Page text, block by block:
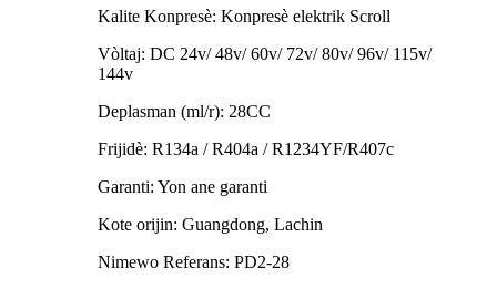
Kalite Konpresè: Konpresè elektrik Scroll
Vòltaj: DC 24v/ 48v/ 60v/ 72v/ 80v/ 96v/ 115v/
144v
Deplasman (ml/r): 28CC
Frijidè: R134a / R404a / R1234YF/R407c
Garanti: Yon ane garanti
Kote orijin: Guangdong, Lachin
Nimewo Referans: PD2-28